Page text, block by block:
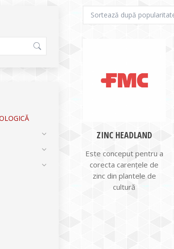
ZINC HEADLAND
Este conceput pentru a
corecta carenţele de
zinc din plantele de
cultură